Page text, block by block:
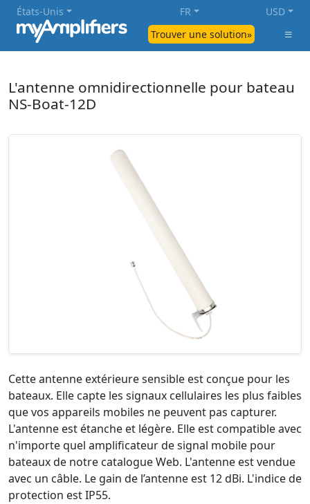
Trouver une solution»
États-Unis FR USD
L'antenne omnidirectionnelle pour bateau
NS-Boat-12D
Cette antenne extérieure sensible est conçue pour les
bateaux. Elle capte les signaux cellulaires les plus faibles
que vos appareils mobiles ne peuvent pas capturer.
L'antenne est étanche et légère. Elle est compatible avec
n'importe quel amplificateur de signal mobile pour
bateaux de notre catalogue Web. L'antenne est vendue
avec un câble. Le gain de l’antenne est 12 dBi. L'indice de
protection est IP55.